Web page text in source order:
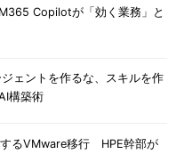
Copilotが「効く業務」と
ェントを作るな、スキルを作
構築術
るVMware移行 HPE幹部が